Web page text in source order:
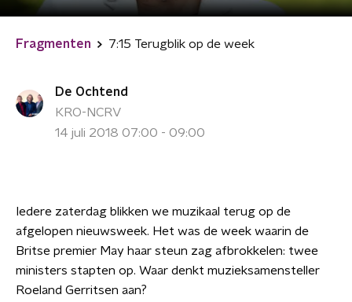
Fragmenten 7:15 Terugblik op de week
De Ochtend
KRO-NCRV
14 juli 2018 07:00 - 09:00
Iedere zaterdag blikken we muzikaal terug op de
afgelopen nieuwsweek. Het was de week waarin de
Britse premier May haar steun zag afbrokkelen: twee
ministers stapten op. Waar denkt muzieksamensteller
Roeland Gerritsen aan?